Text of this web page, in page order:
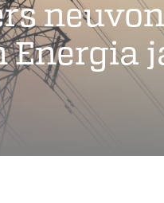
Energia